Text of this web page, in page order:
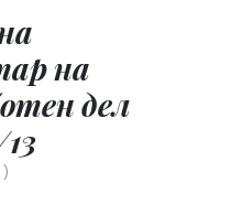
на
дел
)